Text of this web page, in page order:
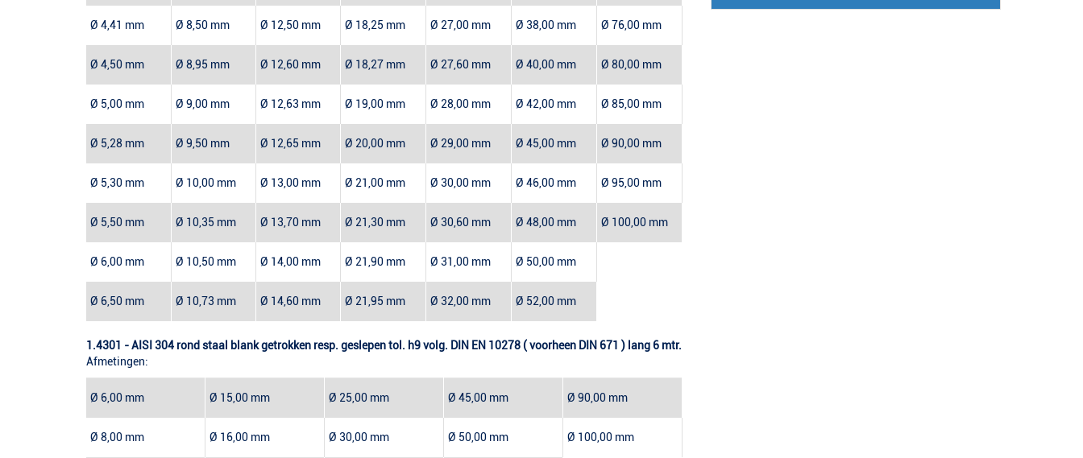
Ø 4,41 mm Ø 8,50 mm Ø 12,50 mm Ø 18,25 mm Ø 27,00 mm Ø 38,00 mm Ø 76,00 mm
Ø 4,50 mm Ø 8,95 mm Ø 12,60 mm Ø 18,27 mm Ø 27,60 mm Ø 40,00 mm Ø 80,00 mm
Ø 5,00 mm Ø 9,00 mm Ø 12,63 mm Ø 19,00 mm Ø 28,00 mm Ø 42,00 mm Ø 85,00 mm
Ø 5,28 mm Ø 9,50 mm Ø 12,65 mm Ø 20,00 mm Ø 29,00 mm Ø 45,00 mm Ø 90,00 mm
Ø 5,30 mm Ø 10,00 mm Ø 13,00 mm Ø 21,00 mm Ø 30,00 mm Ø 46,00 mm Ø 95,00 mm
Ø 5,50 mm Ø 10,35 mm Ø 13,70 mm Ø 21,30 mm Ø 30,60 mm Ø 48,00 mm Ø 100,00 mm
Ø 6,00 mm Ø 10,50 mm Ø 14,00 mm Ø 21,90 mm Ø 31,00 mm Ø 50,00 mm
Ø 6,50 mm Ø 10,73 mm Ø 14,60 mm Ø 21,95 mm Ø 32,00 mm Ø 52,00 mm
1.4301 - AISI 304 rond staal blank getrokken resp. geslepen tol. h9 volg. DIN EN 10278 ( voorheen DIN 671 ) lang 6 mtr.
Afmetingen:
Ø 6,00 mm Ø 15,00 mm Ø 25,00 mm Ø 45,00 mm Ø 90,00 mm
Ø 8,00 mm Ø 16,00 mm Ø 30,00 mm Ø 50,00 mm Ø 100,00 mm